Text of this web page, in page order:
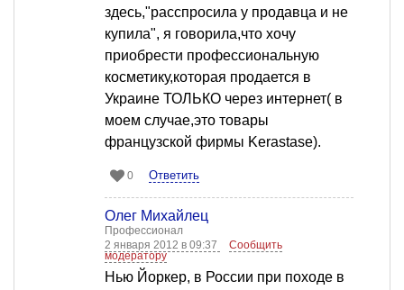
здесь,"расспросила у продавца и не
купила", я говорила,что хочу
приобрести профессиональную
косметику,которая продается в
Украине ТОЛЬКО через интернет( в
моем случае,это товары
французской фирмы Kerastase).
0 Ответить
Олег Михайлец
Профессионал
2 января 2012 в 09:37
Сообщить
модератору
Нью Йоркер, в России при походе в